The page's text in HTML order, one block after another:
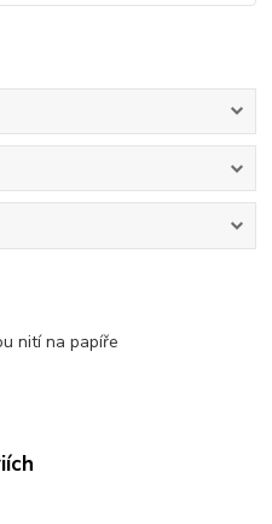
nití na papíře